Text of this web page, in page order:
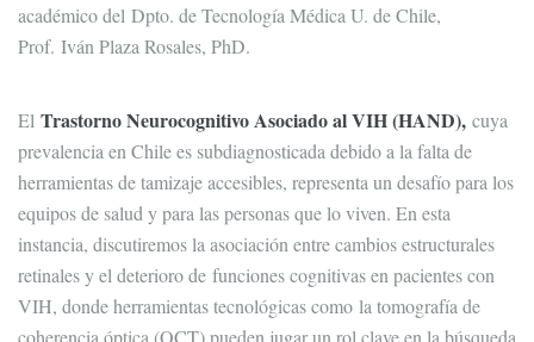
académico del Dpto. de Tecnología Médica U. de Chile,
Prof. Iván Plaza Rosales, PhD.
El Trastorno Neurocognitivo Asociado al VIH (HAND), cuya
prevalencia en Chile es subdiagnosticada debido a la falta de
herramientas de tamizaje accesibles, representa un desafío para los
equipos de salud y para las personas que lo viven. En esta
instancia, discutiremos la asociación entre cambios estructurales
retinales y el deterioro de funciones cognitivas en pacientes con
VIH, donde herramientas tecnológicas como la tomografía de